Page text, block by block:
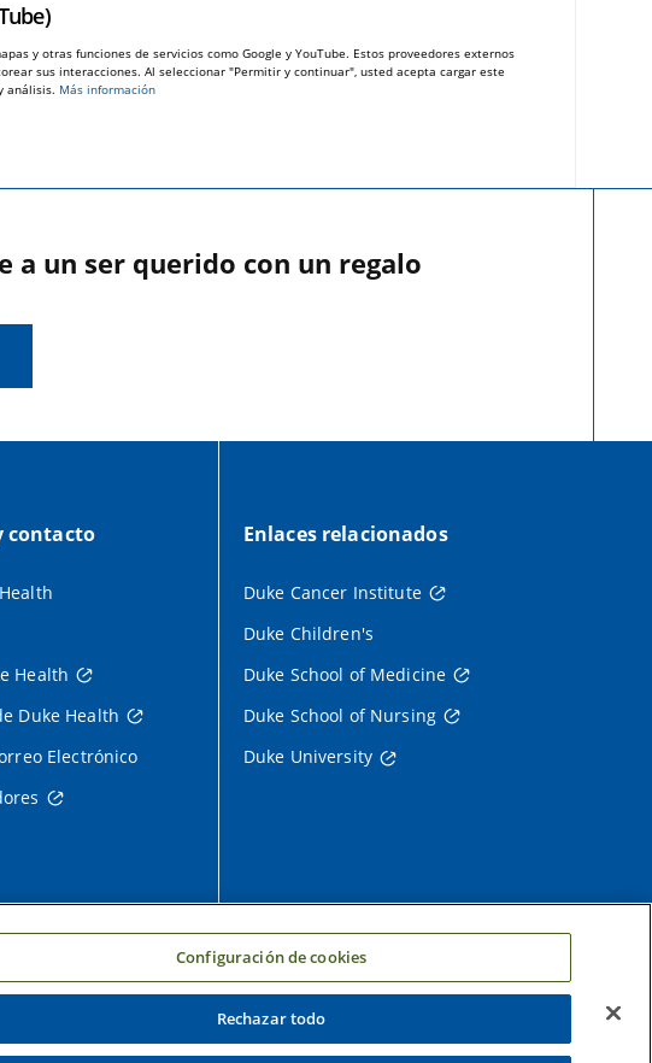
y otras funciones de servicios como Google y YouTube. Estos proveedores externos
sus interacciones. Al seleccionar "Permitir y continuar", usted acepta cargar este
análisis. Más información
a un ser querido con un regalo
contacto
Health
Duke Health
Electrónico
Enlaces relacionados
Duke Cancer Institute
Duke Children's
Duke School of Medicine
Duke School of Nursing
Duke University
Configuración de cookies
Rechazar todo